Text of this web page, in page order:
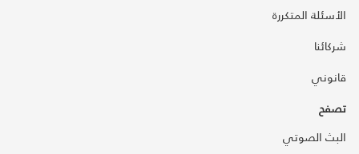
الأسئلة المتكررة
شركائنا
قانوني
تصفح
البث الصوتي